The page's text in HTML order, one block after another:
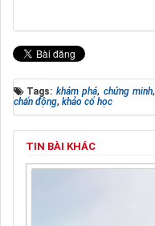
Tags: khám phá, chứng minh,
chấn động, khảo cổ học
TIN BÀI KHÁC